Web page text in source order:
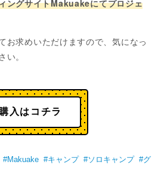
ングサイトMakuakeにてプロジェ
お求めいただけますので、気になっ
。
購入はコチラ
#Makuake #キャンプ #ソロキャンプ #グ